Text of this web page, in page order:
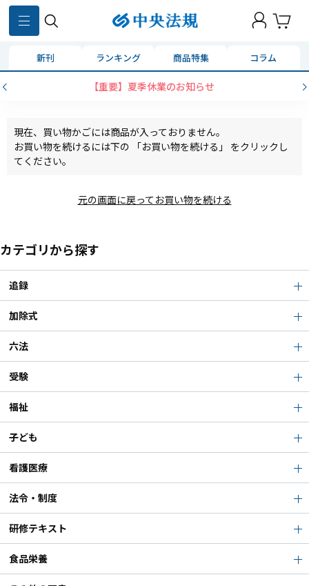
新刊 ランキング 商品特集 コラム
【重要】夏季休業のお知らせ
現在、買い物かごには商品が入っておりません。
お買い物を続けるには下の 「お買い物を続ける」 をクリックし
てください。
元の画面に戻ってお買い物を続ける
カテゴリから探す
追録
加除式
六法
受験
福祉
子ども
看護医療
法令・制度
研修テキスト
食品栄養